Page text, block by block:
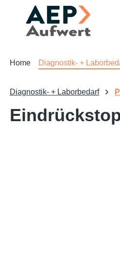
Hauptinhalt springen
Zur Suche springen
Zur Hauptnavigation springen
Home Diagnostik- +
Diagnostik- + Laborbedarf